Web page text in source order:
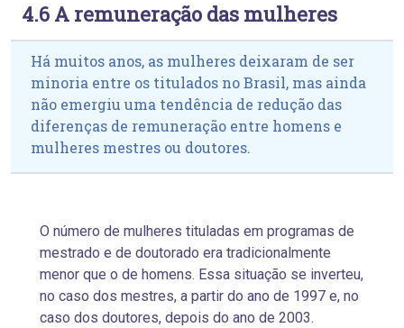
4.6 A remuneração das mulheres
Há muitos anos, as mulheres deixaram de ser
minoria entre os titulados no Brasil, mas ainda
não emergiu uma tendência de redução das
diferenças de remuneração entre homens e
mulheres mestres ou doutores.
O número de mulheres tituladas em programas de
mestrado e de doutorado era tradicionalmente
menor que o de homens. Essa situação se inverteu,
no caso dos mestres, a partir do ano de 1997 e, no
caso dos doutores, depois do ano de 2003.